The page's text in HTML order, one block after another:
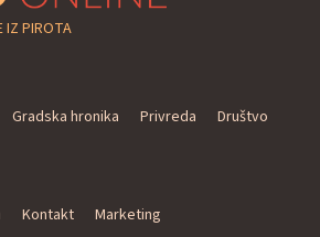
IZ PIROTA
Gradska hronika Privreda
Društvo
Kontakt Marketing